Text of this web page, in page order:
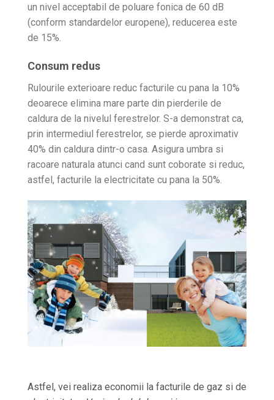
un nivel acceptabil de poluare fonica de 60 dB
(conform standardelor europene), reducerea este
de 15%.
Consum redus
Rulourile exterioare reduc facturile cu pana la 10%
deoarece elimina mare parte din pierderile de
caldura de la nivelul ferestrelor. S-a demonstrat ca,
prin intermediul ferestrelor, se pierde aproximativ
40% din caldura dintr-o casa. Asigura umbra si
racoare naturala atunci cand sunt coborate si reduc,
astfel, facturile la electricitate cu pana la 50%.
Astfel, vei realiza economii la facturile de gaz si de